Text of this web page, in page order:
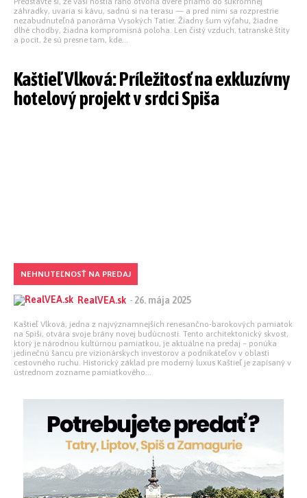
záhradky, uvaria si kávu, sadnú si na terasu — a pred nimi sa rozprestrie
nezabudnuteľná panoráma Vysokých Tatier. Žiadny šum výťahu, žiadne
dlhé chodby, žiadna kompromisná poloha. Len čistý vzduch, tatranské štíty
a pocit, že sú presne tam, kde...
Kaštieľ Vlková: Príležitosť na exkluzívny
hotelový projekt v srdci Spiša
NEHNUTEĽNOSŤ NA PREDAJ
RealVEA.sk - 26. mája 2025
Kaštieľ Vlková, jedna z najvýznamnejších renesančno-barokových pamiatok
na Spiši, otvára svoje brány novej budúcnosti. Tento architektonický skvost,
ktorý je národnou kultúrnou pamiatkou, je aktuálne na predaj – ponúka
jedinečnú šancu pre vizionárskych investorov a podnikateľov v oblasti
cestovného ruchu. Historický základ pre moderný luxus Kaštieľ je zapísaný v
ústrednom zozname pamiatkového...